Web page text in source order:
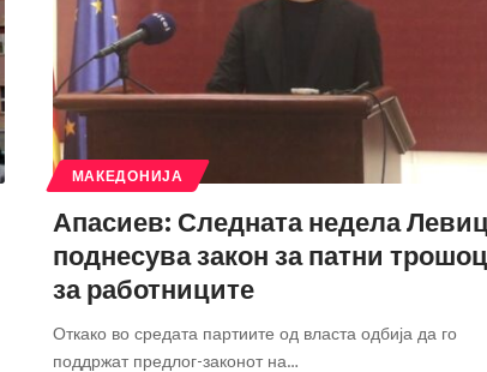
МАКЕДОНИЈА
Апасиев: Следната недела
поднесува закон за патни
за работниците
Откако во средата партиите од власта одбија да го
поддржат предлог-законот на…